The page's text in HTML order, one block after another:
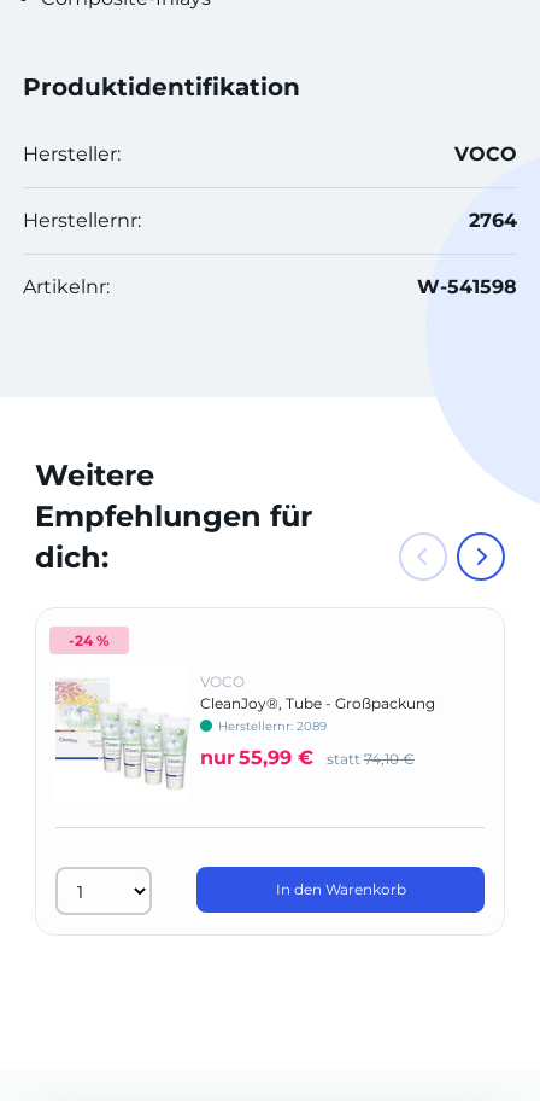
Produktidentifikation
Hersteller: VOCO
Herstellernr: 2764
Artikelnr: W-541598
Weitere
Empfehlungen für
dich:
-24 %
VOCO
CleanJoy®, Tube - Großpackung
Herstellernr: 2089
nur55,99 € statt 74,10 €
In den Warenkorb